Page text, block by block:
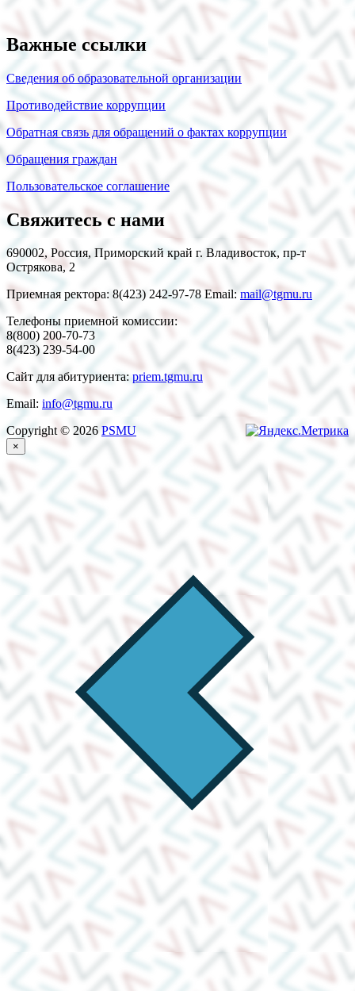
Важные ссылки
Сведения об образовательной организации
Противодействие коррупции
Обратная связь для обращений о фактах коррупции
Обращения граждан
Пользовательское соглашение
Свяжитесь с нами
690002, Россия, Приморский край г. Владивосток, пр-т
Острякова, 2
Приемная ректора: 8(423) 242-97-78 Email:mail@tgmu.ru
Телефоны приемной комиссии:
8(800) 200-70-73
8(423) 239-54-00
Сайт для абитуриента: priem.tgmu.ru
Email: info@tgmu.ru
Copyright © 2026 PSMU
×